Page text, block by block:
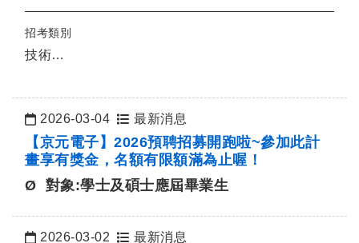
招考類別
技術…
日期：
2026-03-04 最新消息
【京元電子】2026預聘招募開跑啦~參加此計
畫享有獎金，名額有限額滿為止喔！
Ø 對象:學士及碩士應屆畢業生
2026-03-02 最新消息